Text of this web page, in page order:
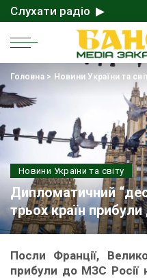
Слухати радіо ▶
Головна> Новини України та
Новини України та світу
Дипломатичний
трьох країн
Посли Франції,
прибули до МЗС Росії